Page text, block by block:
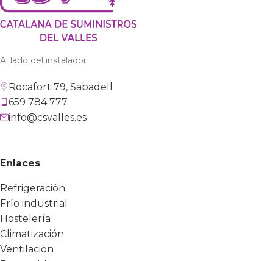
Al lado del instalador
Rocafort 79, Sabadell
659 784 777
info@csvalles.es
Enlaces
Refrigeración
Frío industrial
Hostelería
Climatización
Ventilación